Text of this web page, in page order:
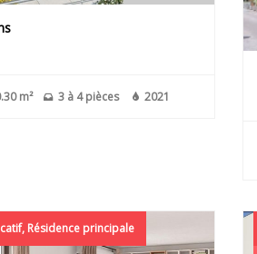
m² 3 à 4 pièces 2021
Résidence principale